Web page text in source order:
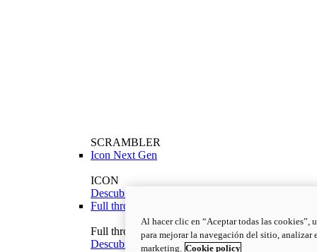
SCRAMBLER
Icon Next Gen
ICON
Descubrir más
Full throttle
Full throttle
Descubrir más
Al hacer clic en “Aceptar todas las cookies”,
para mejorar la navegación del sitio, analizar
marketing. Cookie policy